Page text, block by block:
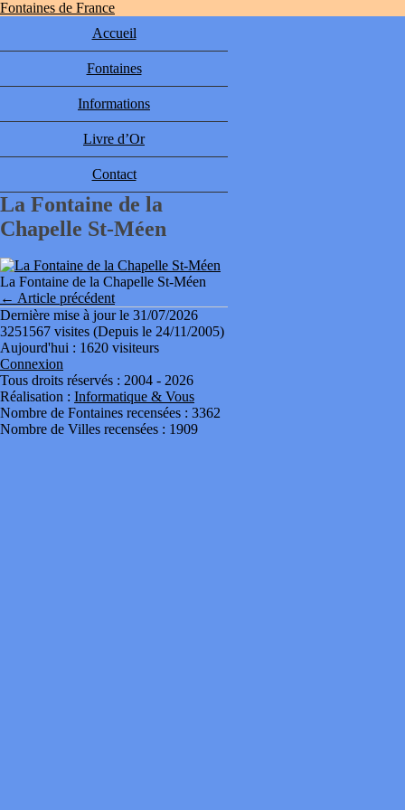
Fontaines de France
Accueil
Fontaines
Informations
Livre d’Or
Contact
La Fontaine de la
Chapelle St-Méen
La Fontaine de la Chapelle St-Méen
← Article précédent
Dernière mise à jour le 31/07/2026
3251567 visites (Depuis le 24/11/2005)
Aujourd'hui : 1620 visiteurs
Connexion
Tous droits réservés : 2004 - 2026
Réalisation : Informatique & Vous
Nombre de Fontaines recensées : 3362
Nombre de Villes recensées : 1909